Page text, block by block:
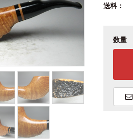
送料：
数量